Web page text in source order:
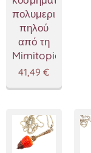
πολυμερικού
πηλού
από τη
Mimitopia
41,49 €